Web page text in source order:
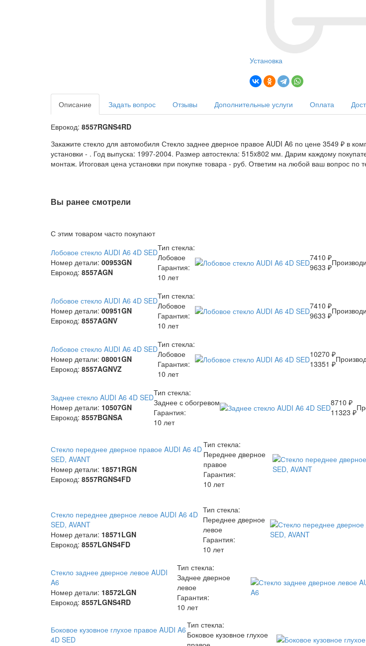
Установка
Описание Задать вопрос Отзывы Дополнительные услуги Оплата
Еврокод: 8557RGNS4RD
Закажите стекло для автомобиля Стекло заднее дверное правое AUDI A6 по цене 3549 ₽ в
установки - . Год выпуска: 1997-2004. Размер автостекла: 515x802 мм. Дарим каждому
монтаж. Итоговая цена установки при покупке товара - руб. Ответим на любой ваш вопрос по
Вы ранее смотрели
С этим товаром часто покупают
Лобовое стекло AUDI A6 4D SED
Номер детали: 00953GN
Еврокод: 8557AGN
Тип стекла:
Лобовое
Гарантия:
10 лет
7410 ₽
9633 ₽
Лобовое стекло AUDI A6 4D SED
Номер детали: 00951GN
Еврокод: 8557AGNV
Тип стекла:
Лобовое
Гарантия:
10 лет
7410 ₽
9633 ₽
Лобовое стекло AUDI A6 4D SED
Номер детали: 08001GN
Еврокод: 8557AGNVZ
Тип стекла:
Лобовое
Гарантия:
10 лет
10270 ₽
13351 ₽
Заднее стекло AUDI A6 4D SED
Номер детали: 10507GN
Еврокод: 8557BGNSA
Тип стекла:
Заднее с обогревом
Гарантия:
10 лет
8710 ₽
11323 ₽
Стекло переднее дверное правое AUDI A6 4D
SED, AVANT
Номер детали: 18571RGN
Еврокод: 8557RGNS4FD
Тип стекла:
Переднее дверное
правое
Гарантия:
10 лет
Стекло переднее дверное левое AUDI A6 4D
SED, AVANT
Номер детали: 18571LGN
Еврокод: 8557LGNS4FD
Тип стекла:
Переднее дверное
левое
Гарантия:
10 лет
Стекло заднее дверное левое AUDI
A6
Номер детали: 18572LGN
Еврокод: 8557LGNS4RD
Тип стекла:
Заднее дверное
левое
Гарантия:
10 лет
Боковое кузовное глухое правое AUDI A6
4D SED
Тип стекла:
Боковое кузовное глухое